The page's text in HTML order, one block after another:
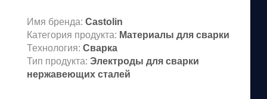
Имя бренда: Castolin
Категория продукта: Материалы для сварки
Технология: Сварка
Тип продукта: Электроды для сварки
нержавеющих сталей